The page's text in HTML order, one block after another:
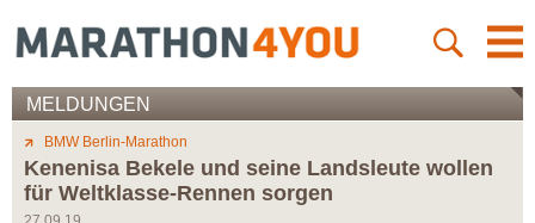
MELDUNGEN
BMW Berlin-Marathon
Kenenisa Bekele und seine Landsleute wollen
für Weltklasse-Rennen sorgen